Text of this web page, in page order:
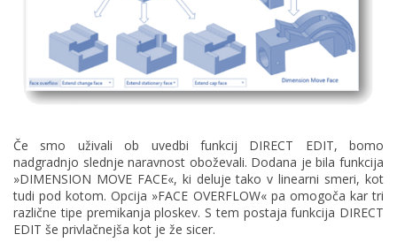
Če smo uživali ob uvedbi funkcij DIRECT EDIT, bomo
nadgradnjo slednje naravnost oboževali. Dodana je bila funkcija
»DIMENSION MOVE FACE«, ki deluje tako v linearni smeri, kot
tudi pod kotom. Opcija »FACE OVERFLOW« pa omogoča kar tri
različne tipe premikanja ploskev. S tem postaja funkcija DIRECT
EDIT še privlačnejša kot je že sicer.